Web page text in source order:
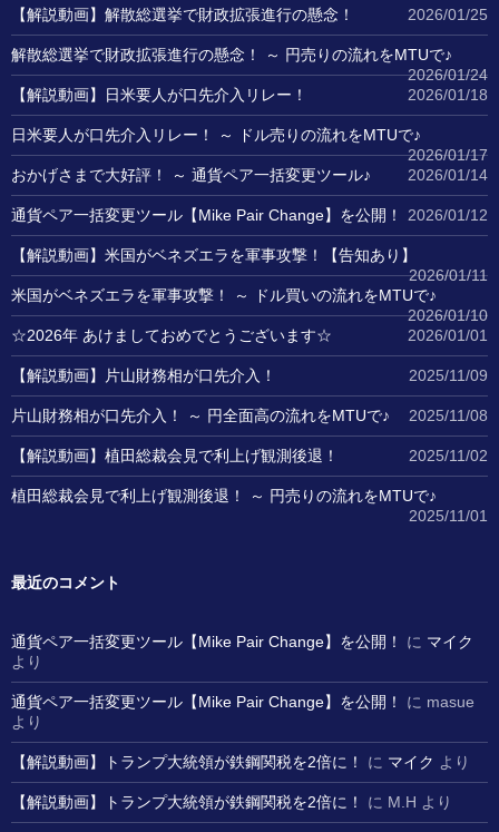
【解説動画】解散総選挙で財政拡張進行の懸念！ 2026/01/25
解散総選挙で財政拡張進行の懸念！ ～ 円売りの流れをMTUで♪
2026/01/24
【解説動画】日米要人が口先介入リレー！
2026/01/18
日米要人が口先介入リレー！ ～ ドル売りの流れをMTUで♪
2026/01/17
おかげさまで大好評！ ～ 通貨ペア一括変更ツール♪
2026/01/14
通貨ペア一括変更ツール【Mike Pair Change】を公開！ 2026/01/12
【解説動画】米国がベネズエラを軍事攻撃！【告知あり】
2026/01/11
米国がベネズエラを軍事攻撃！ ～ ドル買いの流れをMTUで♪
2026/01/10
☆2026年 あけましておめでとうございます☆
2026/01/01
【解説動画】片山財務相が口先介入！ 2025/11/09
片山財務相が口先介入！ ～ 円全面高の流れをMTUで♪ 2025/11/08
【解説動画】植田総裁会見で利上げ観測後退！ 2025/11/02
植田総裁会見で利上げ観測後退！ ～ 円売りの流れをMTUで♪
2025/11/01
最近のコメント
通貨ペア一括変更ツール【Mike Pair Change】を公開！ に マイク
より
通貨ペア一括変更ツール【Mike Pair Change】を公開！ に masue
より
【解説動画】トランプ大統領が鉄鋼関税を2倍に！ に マイク より
【解説動画】トランプ大統領が鉄鋼関税を2倍に！ に M.H より